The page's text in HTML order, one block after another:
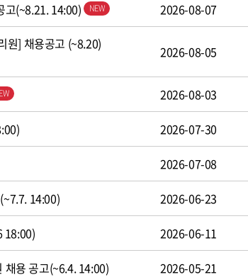
고(~8.21. 14:00) 2026-08-07
원] 채용공고 (~8.20) 2026-08-05
2026-08-03
2026-07-30
2026-07-08
14:00) 2026-06-23
18:00) 2026-06-11
채용 공고(~6.4. 14:00) 2026-05-21